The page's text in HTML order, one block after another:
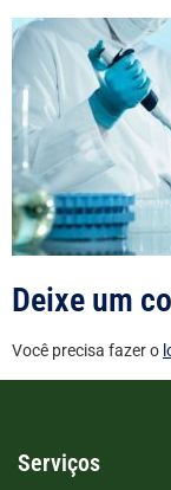
Deixe um
Você precisa fazer o
Serviços